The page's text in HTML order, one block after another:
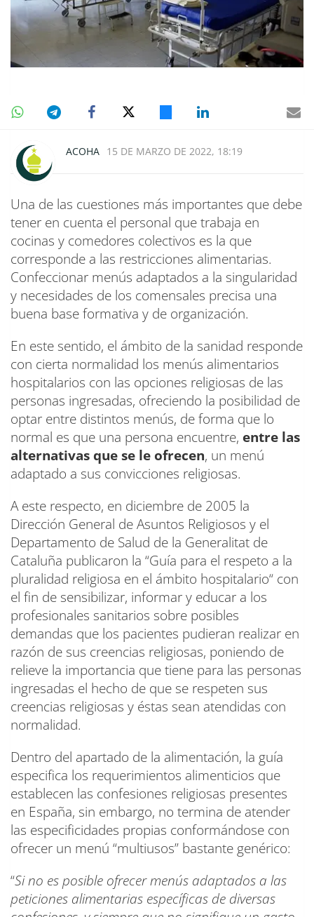
ACOHA 15 DE MARZO DE 2022, 18:19
Una de las cuestiones más importantes que debe
tener en cuenta el personal que trabaja en
cocinas y comedores colectivos es la que
corresponde a las restricciones alimentarias.
Confeccionar menús adaptados a la singularidad
y necesidades de los comensales precisa una
buena base formativa y de organización.
En este sentido, el ámbito de la sanidad responde
con cierta normalidad los menús alimentarios
hospitalarios con las opciones religiosas de las
personas ingresadas, ofreciendo la posibilidad de
optar entre distintos menús, de forma que lo
normal es que una persona encuentre, entre las
alternativas que se le ofrecen, un menú
adaptado a sus convicciones religiosas.
A este respecto, en diciembre de 2005 la
Dirección General de Asuntos Religiosos y el
Departamento de Salud de la Generalitat de
Cataluña publicaron la “Guía para el respeto a la
pluralidad religiosa en el ámbito hospitalario“ con
el fin de sensibilizar, informar y educar a los
profesionales sanitarios sobre posibles
demandas que los pacientes pudieran realizar en
razón de sus creencias religiosas, poniendo de
relieve la importancia que tiene para las personas
ingresadas el hecho de que se respeten sus
creencias religiosas y éstas sean atendidas con
normalidad.
Dentro del apartado de la alimentación, la guía
especifica los requerimientos alimenticios que
establecen las confesiones religiosas presentes
en España, sin embargo, no termina de atender
las especificidades propias conformándose con
ofrecer un menú “multiusos” bastante genérico:
“Si no es posible ofrecer menús adaptados a las
peticiones alimentarias específicas de diversas